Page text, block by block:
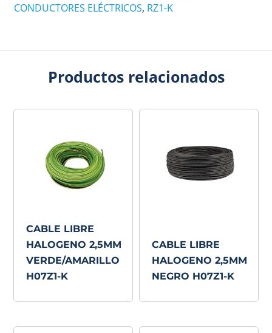
CONDUCTORES ELÉCTRICOS, RZ1-K
Productos relacionados
CABLE LIBRE
HALOGENO 2,5MM
VERDE/AMARILLO
H07Z1-K
CABLE LIBRE
HALOGENO 2,5MM
NEGRO H07Z1-K